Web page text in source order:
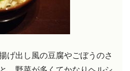
げ出し風の豆腐やごぼうのさ